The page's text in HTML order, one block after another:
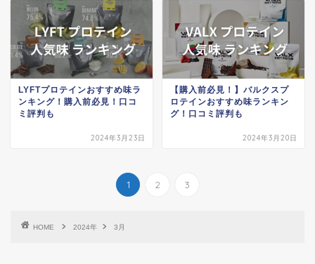
LYFTプロテインおすすめ味ラ
ンキング！購入前必見！口コ
ミ評判も
2024年3月23日
【購入前必見！】バルクスプ
ロテインおすすめ味ランキン
グ！口コミ評判も
2024年3月20日
1 2 3
HOME 2024年 3月